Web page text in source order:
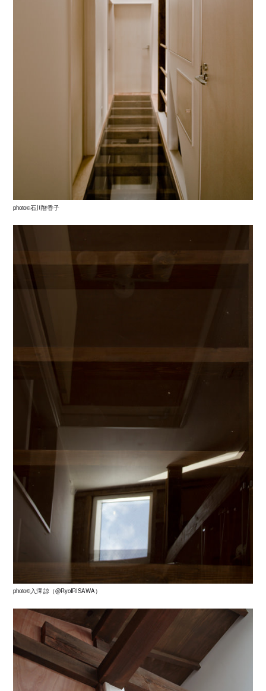
photo©石川智香子
photo©入澤 諒（@RyoIRISAWA）